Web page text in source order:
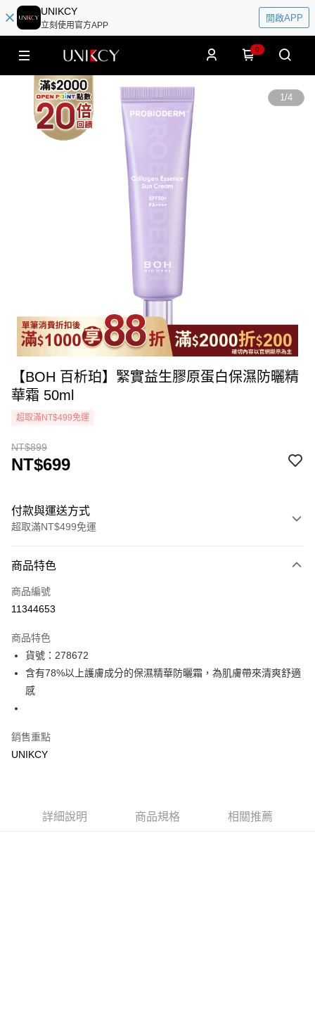
UNIKCY
立刻使用官方APP
開啟APP
0
1/4
【BOH 百析珀】緊實益生膠原蛋白保濕防曬精
華霜 50ml
超取滿NT$499免運
NT$899
NT$699
付款與運送方式
超取滿NT$499免運
icash Pay
信用卡一次付款
LINE Pay
Apple Pay
悠遊付
Google Pay
7-11取貨付款［需3-5個工作天不含預購商品］
商品特色
商品編號
11344653
商品特色
貨號：278672
含有78%以上護膚成分的保濕精華防曬霜，為肌膚帶來清爽舒適
感
銷售重點
UNIKCY
詳細說明 商品規格 相關推薦